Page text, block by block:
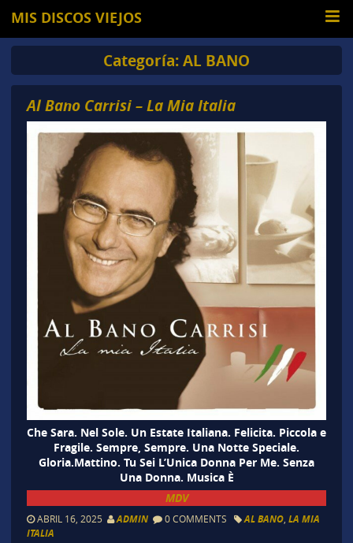
MIS DISCOS VIEJOS
Categoría:AL BANO
Al Bano Carrisi – La Mia Italia
Che Sara. Nel Sole. Un Estate Italiana. Felicita. Piccola e
Fragile. Sempre, Sempre. Una Notte Speciale.
Gloria.Mattino. Tu Sei L’Unica Donna Per Me. Senza
Una Donna. Musica È
MDV
ABRIL 16, 2025 ADMIN 0 COMMENTS AL BANO, LA MIA
ITALIA